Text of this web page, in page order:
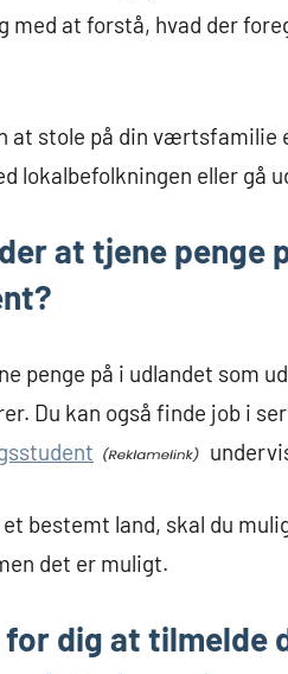
med at forstå, hvad der
at stole på din værtsfamilie
lokalbefolkningen eller gå
at tjene penge
penge på i udlandet som
Du kan også finde job i
bestemt land, skal du
det er muligt.
for dig at tilmelde